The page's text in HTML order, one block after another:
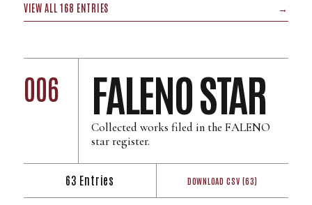
VIEW ALL 168 ENTRIES →
006 FALENO STAR
Collected works filed in the FALENO
star register.
63 Entries DOWNLOAD CSV (63)